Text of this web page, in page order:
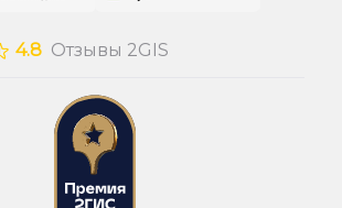
4.8 Отзывы 2GIS